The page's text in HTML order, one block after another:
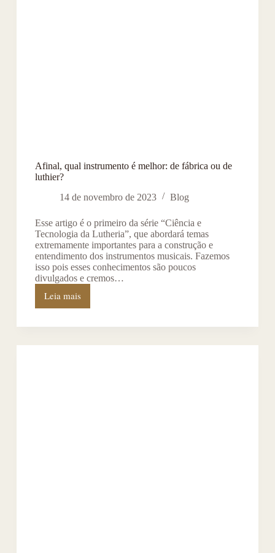
Afinal, qual instrumento é melhor: de fábrica ou de
luthier?
14 de novembro de 2023
Blog
Esse artigo é o primeiro da série “Ciência e
Tecnologia da Lutheria”, que abordará temas
extremamente importantes para a construção e
entendimento dos instrumentos musicais. Fazemos
isso pois esses conhecimentos são poucos
divulgados e cremos…
Leia mais